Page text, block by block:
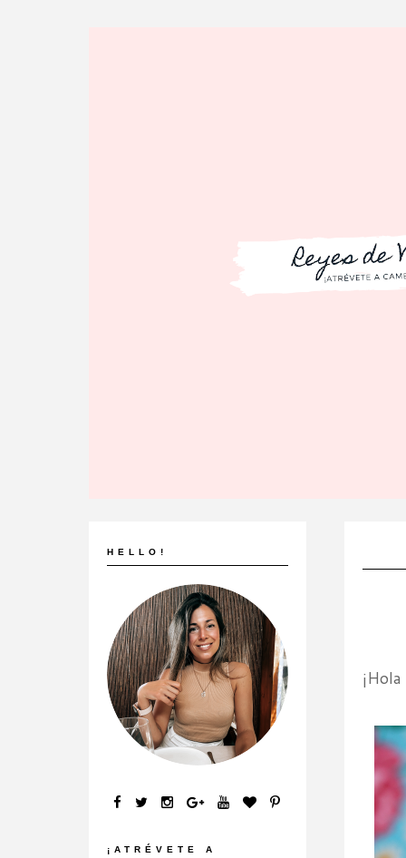
HELLO!
¡ATRÉVETE A